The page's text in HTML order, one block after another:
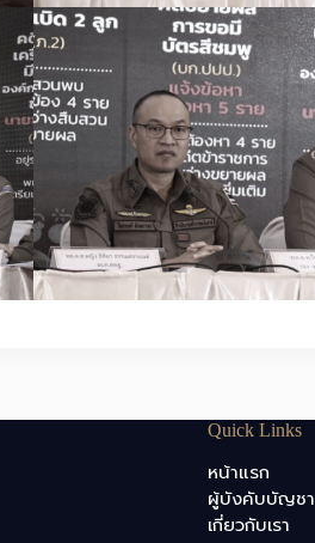
Quick Links
หน้าแรก
ผู้บังคับบัญชา
เกี่ยวกับเรา